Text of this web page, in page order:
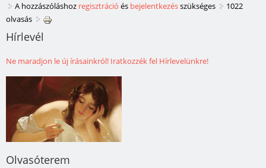
A hozzászóláshoz regisztráció és bejelentkezésszükséges
1022
olvasás
Hírlevél
Ne maradjon le új írásainkról! Iratkozzék fel Hírlevelünkre!
Olvasóterem